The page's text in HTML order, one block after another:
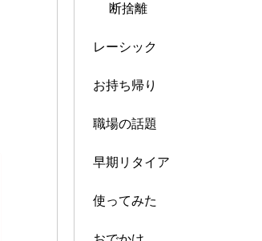
断捨離
レーシック
お持ち帰り
職場の話題
早期リタイア
使ってみた